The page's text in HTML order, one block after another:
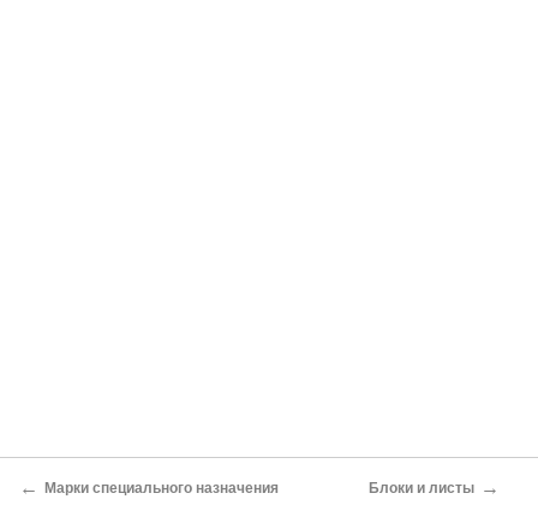
← Марки специального назначения Блоки и листы →